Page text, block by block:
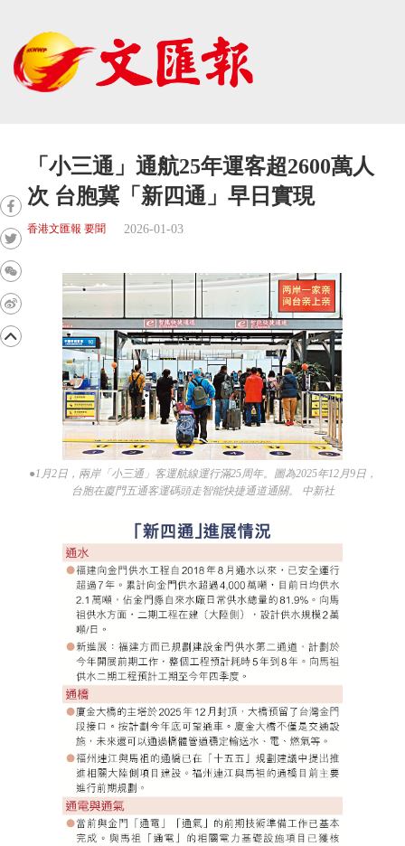
「小三通」通航25年運客超2600萬人
次 台胞冀「新四通」早日實現
香港文匯報 要聞 2026-01-03
●1月2日，兩岸「小三通」客運航線運行滿25周年。圖為2025年12月9日，
台胞在廈門五通客運碼頭走智能快捷通道通關。 中新社